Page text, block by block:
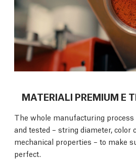
MATERIALI PREMIUM E
The whole manufacturing
and tested – string diameter, color
mechanical properties – to make
perfect.